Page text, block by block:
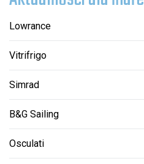
Lowrance
Vitrifrigo
Simrad
B&G Sailing
Osculati